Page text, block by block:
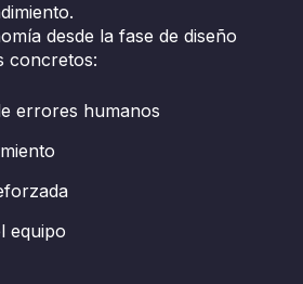
desde la fase de diseño
concretos:
errores humanos
equipo